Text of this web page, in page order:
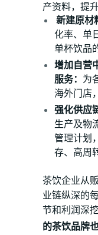
产资料，提
新建原材
化率、单
单杯饮品
增加自营
服务： 为
海外门店
强化供应
生产及物
管理计划
存、高周
茶饮企业从
业链纵深的
节和利润深
的茶饮品牌